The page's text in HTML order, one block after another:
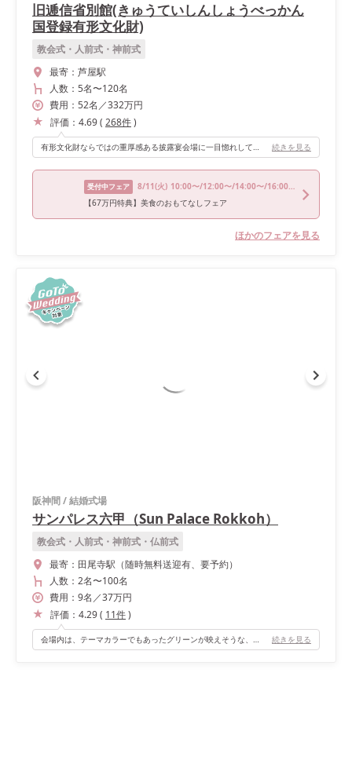
旧逓信省別館(きゅうていしんしょうべっかん
国登録有形文化財)
教会式・人前式・神前式
最寄： 芦屋駅
人数： 5名〜120名
費用： 52名 ／332万円
評価： 4.69( 268件)
有形文化財ならではの重厚感ある披露宴会場に一目惚れしてこの会場を選びました。 絨毯のデザインが印象的で、扉が開いた瞬間の迫力が忘れられません。 たくさん窓があるのと、天井は鏡張りになっているので重厚感の中にも明るさやモダンな雰囲気も感じられると思います。 クラシカルな会場ですが、サイズ感がコンパクトなのでアットホームな空気感で過ごすことができて大満足です。 続きを見る
受付中フェア 8/11(火) 10:00〜/12:00〜/14:00〜/16:00〜/18:00〜
【67万円特典】美食のおもてなしフェア
ほかのフェアを見る
阪神間/結婚式場
サンパレス六甲（Sun Palace Rokkoh）
教会式・人前式・神前式・仏前式
最寄： 田尾寺駅（随時無料送迎有、要予約）
人数： 2名〜100名
費用： 9名 ／37万円
評価： 4.29( 11件)
会場内は、テーマカラーでもあったグリーンが映えそうな、白がベースのシンプルな会場でした。 シンプルではありますが、飾られている小物は、オシャレな物ばかりでした。 棚など、手作りのものや写真を飾ることの出来るスペースも多く、テーマに合わせて会場装飾のしやすい会場でした！ バーカウンターもあり、そこでのドリンク提供も可能でした。 再入場の時には、隠し扉からの入場もでき、ゲストの方々へのサプライズとなりました！ 続きを見る